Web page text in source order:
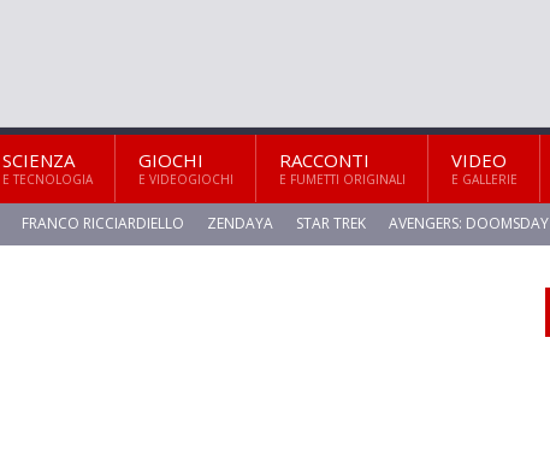
SCIENZA
E TECNOLOGIA
GIOCHI
E VIDEOGIOCHI
RACCONTI
E FUMETTI ORIGINALI
VIDEO
E GALLERIE
FRANCO RICCIARDIELLO ZENDAYA STAR TREK AVENGERS: DOOMSDAY